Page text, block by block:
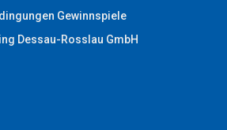
Gewinnspiele
Dessau-Rosslau GmbH